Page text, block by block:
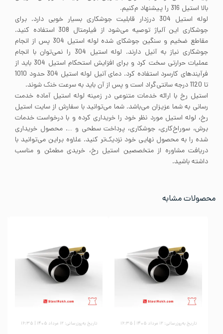
بالا استیل 316 را پیشنهاد م‌کنیم.
لوله استیل 304 درزدار قابلیت جوشکاری بسیار خوبی دارد. برای
جوشکاری این آلیاژ توصیه می‌شود از فیلرمتال 308 استفاده کنید.
مقاطع ضخیم و سنگین جوشکای شده لوله استیل 304 پس از انجام
جوشکاری نیاز به آنیل دارند. لوله استیل 304 را نمی‌توان با انجام
عملیات حرارتی سخت کرد و برای افزایش استحکام استیل 304 باید از
فرآیندهای کارسرد استفاده کرد. دمای آنیل لوله استیل 304 حدود 1010
تا 1120 درجه سانتی‌گراد است و پس از آن باید به سرعت خنک شوند.
استیل رخ با ارائه خدمات متنوعی در زمینه لوله استیل آماده خدمت
رسانی به شما عزیزان می‌باشد. شما می‌توانید با سفارش از سایت استیل
رخ، لوله استیل مورد نظر خود را خریداری کرده و با درخواست خدمات
برش، سوراخ‌کاری، جوشکاری، پرداخت سطحی و …. محصول خریداری
شده را به محصول نهایی خود نزدیک‌تر کنید. علاوه براین می‌توانید با
دریافت مشاوره از متخصصین استیل رخ، خریدی مطمئن و مناسب
داشته باشید.
محصولات مشابه
تاریخ به‌روزرسانی: ۱۲ مرداد ۱۴۰۵ | ۱۶:۳۵ تاریخ به‌روزرسانی: ۱۲ مرداد ۱۴۰۵ | ۱۶:۳۵